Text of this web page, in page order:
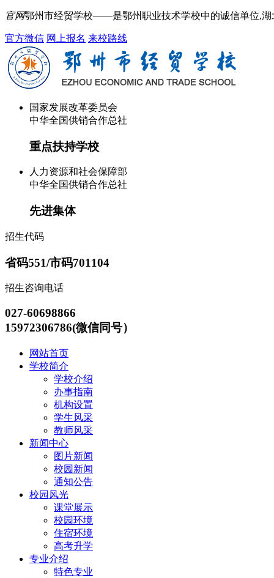
官网鄂州市经贸学校——是鄂州职业技术学校中的诚信单位,
官方微信 网上报名 来校路线
国家发展改革委员会
中华全国供销合作总社
重点扶持学校
人力资源和社会保障部
中华全国供销合作总社
先进集体
招生代码
省码551/市码701104
招生咨询电话
027-60698866
15972306786(微信同号）
网站首页
学校简介
学校介绍
办事指南
机构设置
学生风采
教师风采
新闻中心
图片新闻
校园新闻
通知公告
校园风光
课堂展示
校园环境
住宿环境
高考升学
专业介绍
特色专业